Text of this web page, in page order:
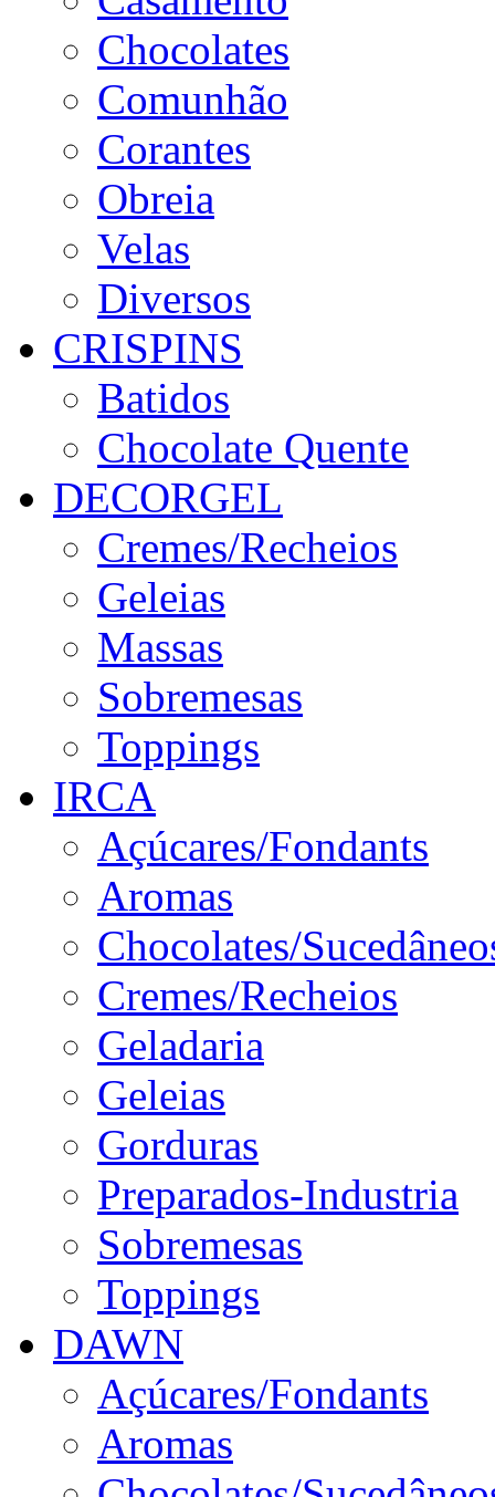
Chocolates
Comunhão
Corantes
Obreia
Velas
Diversos
CRISPINS
Batidos
Chocolate Quente
DECORGEL
Cremes/Recheios
Geleias
Massas
Sobremesas
Toppings
IRCA
Açúcares/Fondants
Aromas
Chocolates/
Cremes/Recheios
Geladaria
Geleias
Gorduras
Preparados-Industria
Sobremesas
Toppings
DAWN
Açúcares/Fondants
Aromas